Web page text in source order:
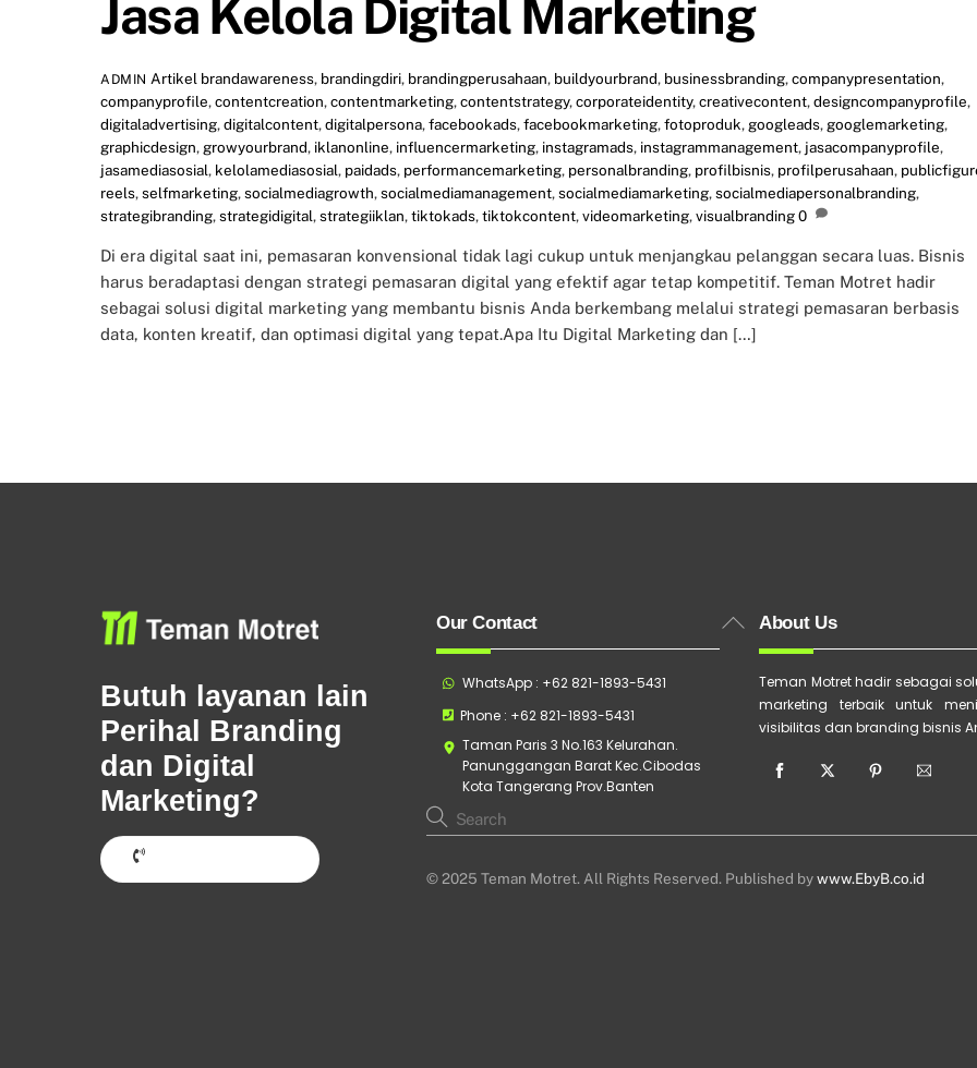
Jasa Kelola Digital Marketing
ADMIN Artikel brandawareness, brandingdiri, brandingperusahaan, buildyourbrand, businessbranding,companypresentation,
companyprofile,contentcreation,contentmarketing,contentstrategy,corporateidentity,creativecontent,designcompanyprofile,
digitaladvertising,digitalcontent,digitalpersona,facebookads,facebookmarketing,fotoproduk,googleads,googlemarketing,
graphicdesign,growyourbrand, iklanonline, influencermarketing, instagramads, instagrammanagement, jasacompanyprofile,
jasamediasosial, kelolamediasosial, paidads, performancemarketing, personalbranding, profilbisnis, profilperusahaan,
reels,selfmarketing,socialmediagrowth,socialmediamanagement,socialmediamarketing,socialmediapersonalbranding,
strategibranding,strategidigital,strategiiklan,tiktokads,tiktokcontent,videomarketing,visualbranding0
Di era digital saat ini, pemasaran konvensional tidak lagi cukup untuk menjangkau pelanggan secara luas. Bisnis
harus beradaptasi dengan strategi pemasaran digital yang efektif agar tetap kompetitif. Teman Motret hadir
sebagai solusi digital marketing yang membantu bisnis Anda berkembang melalui strategi pemasaran berbasis
data, konten kreatif, dan optimasi digital yang tepat.Apa Itu Digital Marketing dan […]
Back
Butuh layanan lain
Perihal Branding
dan Digital
Marketing?
Hubungi Sekarang
Our Contact
WhatsApp : +62 821-1893-5431
Phone : +62 821-1893-5431
Taman Paris 3 No.163 Kelurahan.
Panunggangan Barat Kec.Cibodas
Kota Tangerang Prov.Banten
About Us
Teman Motret hadir sebagai
marketing terbaik untuk
visibilitas dan branding bisnis
© 2025 Teman Motret. All Rights Reserved. Published bywww.EbyB.co.id